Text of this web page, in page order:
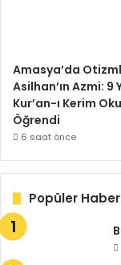
Amasya’da
Asilhan’ın Azmi: 9
Kur’an-ı Kerim
Öğrendi
6 saat önce
Popüler